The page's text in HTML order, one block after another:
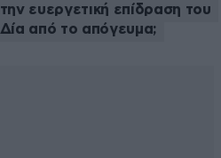
την ευεργετική επίδραση του
Δία από το απόγευμα;